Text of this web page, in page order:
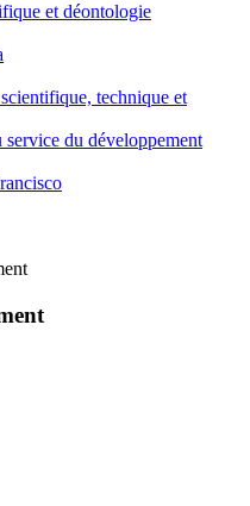
et déontologie
technique et
service du développement